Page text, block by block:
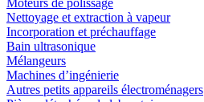
Moteurs de polissage
Nettoyage et extraction à vapeur
Incorporation et préchauffage
Bain ultrasonique
Mélangeurs
Machines d’ingénierie
Autres petits appareils électroménagers